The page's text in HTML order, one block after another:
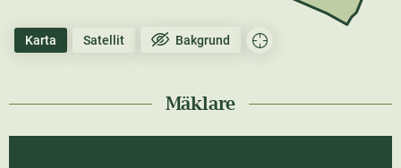
Karta Satellit Bakgrund
Mäklare